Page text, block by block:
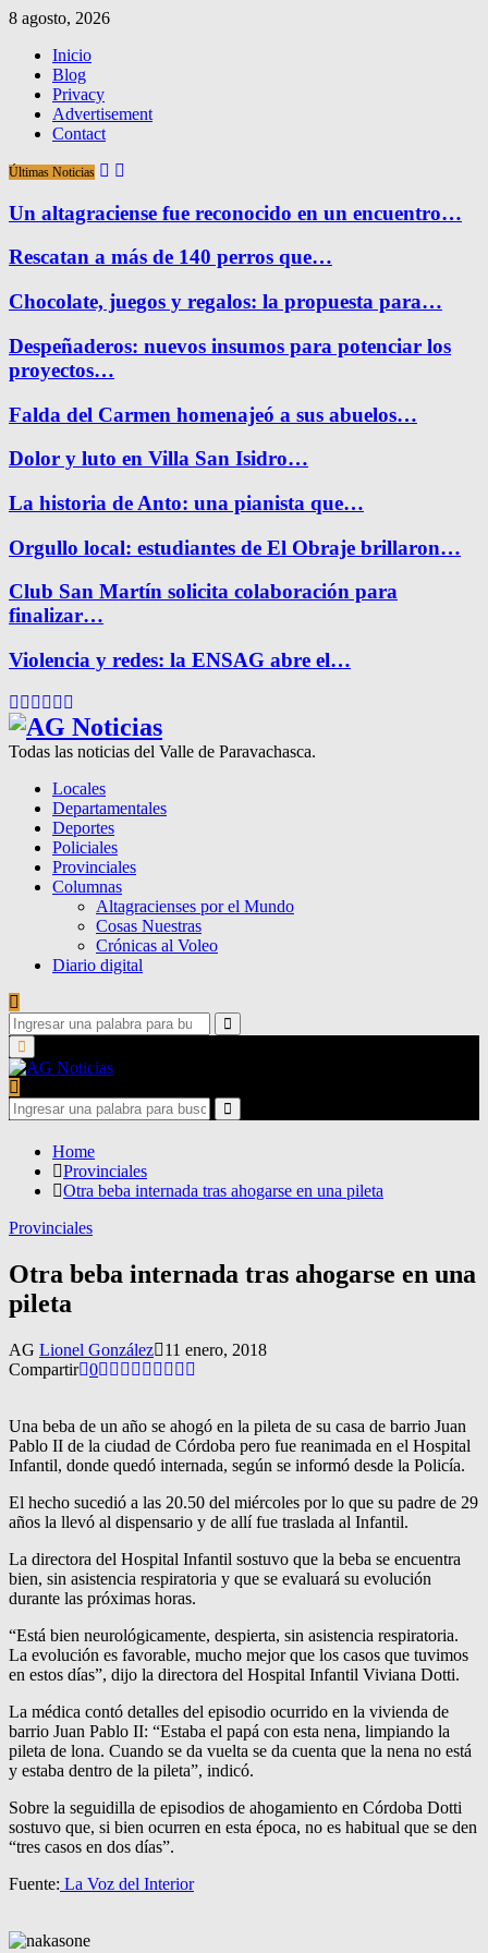
8 agosto, 2026
Inicio
Blog
Privacy
Advertisement
Contact
Últimas Noticias
Un altagraciense fue reconocido en un encuentro…
Rescatan a más de 140 perros que…
Chocolate, juegos y regalos: la propuesta para…
Despeñaderos: nuevos insumos para potenciar los
proyectos…
Falda del Carmen homenajeó a sus abuelos…
Dolor y luto en Villa San Isidro…
La historia de Anto: una pianista que…
Orgullo local: estudiantes de El Obraje brillaron…
Club San Martín solicita colaboración para
finalizar…
Violencia y redes: la ENSAG abre el…
Facebook
Twitter
Instagram
Pinterest
Google
Todas las noticias del Valle de Paravachasca.
Locales
Departamentales
Deportes
Policiales
Provinciales
Columnas
Altagracienses por el Mundo
Cosas Nuestras
Crónicas al Voleo
Diario digital
Search
for:
Search
Primary
Menu
Search
for:
Search
Home
Provinciales
Otra beba internada tras ahogarse en una pileta
Provinciales
Otra beba internada tras ahogarse en una
pileta
AG Lionel González
11 enero, 2018
Compartir 0
Una beba de un año se ahogó en la pileta de su casa de barrio Juan
Pablo II de la ciudad de Córdoba pero fue reanimada en el Hospital
Infantil, donde quedó internada, según se informó desde la Policía.
El hecho sucedió a las 20.50 del miércoles por lo que su padre de 29
años la llevó al dispensario y de allí fue traslada al Infantil.
La directora del Hospital Infantil sostuvo que la beba se encuentra
bien, sin asistencia respiratoria y que se evaluará su evolución
durante las próximas horas.
“Está bien neurológicamente, despierta, sin asistencia respiratoria.
La evolución es favorable, mucho mejor que los casos que tuvimos
en estos días”, dijo la directora del Hospital Infantil Viviana Dotti.
La médica contó detalles del episodio ocurrido en la vivienda de
barrio Juan Pablo II: “Estaba el papá con esta nena, limpiando la
pileta de lona. Cuando se da vuelta se da cuenta que la nena no está
y estaba dentro de la pileta”, indicó.
Sobre la seguidilla de episodios de ahogamiento en Córdoba Dotti
sostuvo que, si bien ocurren en esta época, no es habitual que se den
“tres casos en dos días”.
Fuente: La Voz del Interior